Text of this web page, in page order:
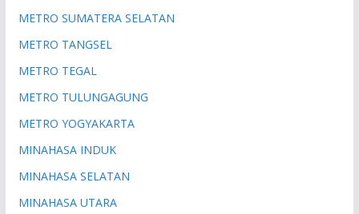
METRO SUMATERA SELATAN
METRO TANGSEL
METRO TEGAL
METRO TULUNGAGUNG
METRO YOGYAKARTA
MINAHASA INDUK
MINAHASA SELATAN
MINAHASA UTARA